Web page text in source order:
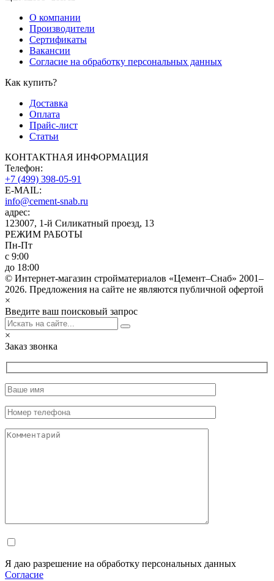
О компании
Производители
Сертификаты
Вакансии
Согласие на обработку персональных данных
Как купить?
Доставка
Оплата
Прайс-лист
Статьи
КОНТАКТНАЯ ИНФОРМАЦИЯ
Телефон:
+7 (499) 398-05-91
E-MAIL:
info@cement-snab.ru
адрес:
123007, 1-й Силикатный проезд, 13
РЕЖИМ РАБОТЫ
Пн-Пт
с 9:00
до 18:00
© Интернет-магазин стройматериалов «Цемент–Снаб» 2001–
2026. Предложения на сайте не являются публичной офертой
×
Введите ваш поисковый запрос
×
Заказ звонка
Я даю разрешение на обработку персональных данных
Согласие